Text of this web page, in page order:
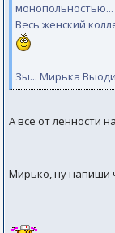
монопольностью...
Весь женский
Зы... Мирька
А все от ленности
Мирько, ну напиши
--------------------